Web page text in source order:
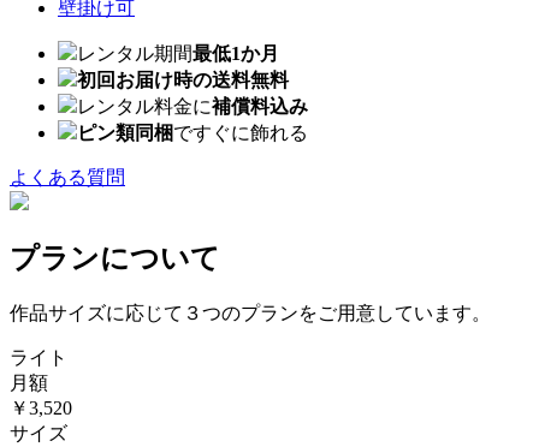
壁掛け可
レンタル期間最低1か月
初回お届け時の送料無料
レンタル料金に補償料込み
ピン類同梱ですぐに飾れる
よくある質問
プランについて
作品サイズに応じて３つのプランをご用意しています。
ライト
月額
￥3,520
サイズ